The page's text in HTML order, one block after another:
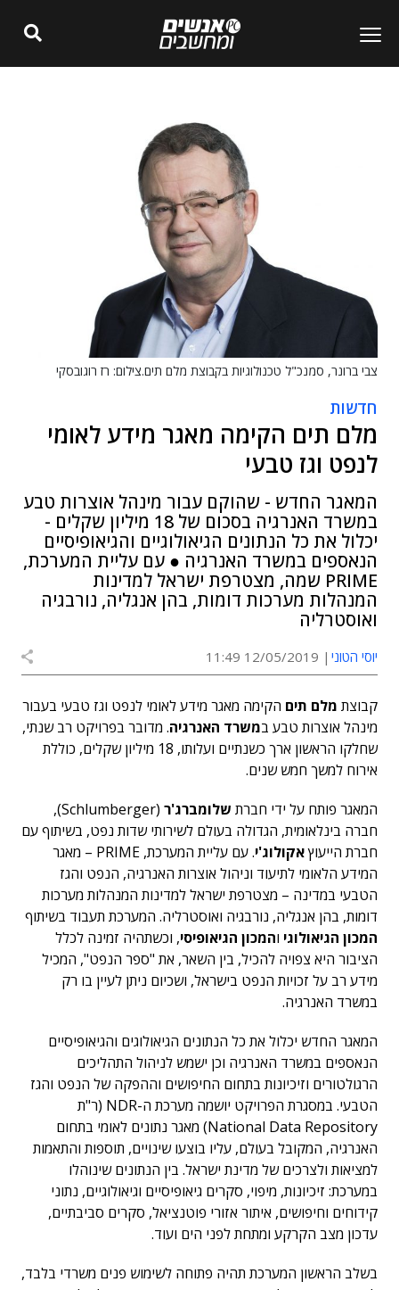
צבי ברונר, סמנכ"ל טכנולוגיות בקבוצת מלם תים.צילום: רז רוגובסקי
חדשות
מלם תים הקימה מאגר מידע לאומי
לנפט וגז טבעי
המאגר החדש - שהוקם עבור מינהל אוצרות טבע
במשרד האנרגיה בסכום של 18 מיליון שקלים -
יכלול את כל הנתונים הגיאולוגיים והגיאופיסיים
הנאספים במשרד האנרגיה ● עם עליית המערכת,
PRIME שמה, מצטרפת ישראל למדינות
המנהלות מערכות דומות, בהן אנגליה, נורבגיה
ואוסטרליה
יוסי הטוני 12/05/2019 11:49
קבוצת מלם תים הקימה מאגר מידע לאומי לנפט וגז טבעי בעבור
מינהל אוצרות טבע במשרד האנרגיה. מדובר בפרויקט רב שנתי,
שחלקו הראשון ארך כשנתיים ועלותו, 18 מיליון שקלים, כוללת
אירוח למשך חמש שנים.
המאגר פותח על ידי חברת שלומברג'ר
(Schlumberger),
חברה בינלאומית, הגדולה בעולם לשירותי שדות נפט, בשיתוף עם
חברת הייעוץאקולוג'י
. עם עליית המערכת, PRIME – מאגר
המידע הלאומי לתיעוד וניהול אוצרות האנרגיה, הנפט והגז
הטבעי במדינה – מצטרפת ישראל למדינות המנהלות מערכות
דומות, בהן אנגליה, נורבגיה ואוסטרליה. המערכת תעבוד בשיתוף
המכון הגיאולוגי והמכון הגיאופיסי, וכשתהיה זמינה לכלל
הציבור היא צפויה להכיל, בין השאר, את "ספר הנפט", המכיל
מידע רב על זכויות הנפט בישראל, ושכיום ניתן לעיין בו רק
במשרד האנרגיה.
המאגר החדש יכלול את כל הנתונים הגיאולוגים והגיאופיסיים
הנאספים במשרד האנרגיה וכן ישמש לניהול התהליכים
הרגולטורים וזיכיונות בתחום החיפושים וההפקה של הנפט והגז
הטבעי. במסגרת הפרויקט יושמה מערכת ה-NDR (ר"ת
National Data Repository) מאגר נתונים לאומי בתחום
האנרגיה, המקובל בעולם, עליו בוצעו שינויים, תוספות והתאמות
למציאות ולצרכים של מדינת ישראל. בין הנתונים שינוהלו
במערכת: זיכיונות, מיפוי, סקרים גיאופיסיים וגיאולוגיים, נתוני
קידוחים וחיפושים, איתור אזורי פוטנציאל, סקרים סביבתיים,
עדכון מצב הקרקע ומתחת לפני הים ועוד.
בשלב הראשון המערכת תהיה פתוחה לשימוש פנים משרדי בלבד,